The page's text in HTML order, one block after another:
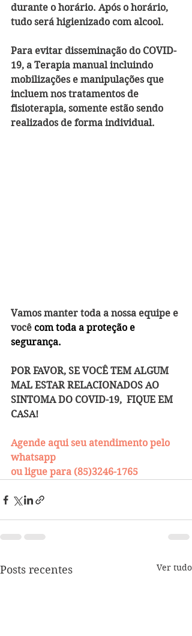
durante o horário. Após o horário,
tudo será higienizado com alcool.
Para evitar disseminação do COVID-
19, a Terapia manual incluindo
mobilizações e manipulações que
incluem nos tratamentos de
fisioterapia, somente estão sendo
realizados de forma individual.
Vamos manter toda a nossa equipe e
você com toda a proteção e
segurança.
POR FAVOR, SE VOCÊ TEM ALGUM
MAL ESTAR RELACIONADOS AO
SINTOMA DO COVID-19,  FIQUE EM
CASA!
Agende aqui seu atendimento pelo
whatsapp
ou ligue para (85)3246-1765
Posts recentes Ver tudo